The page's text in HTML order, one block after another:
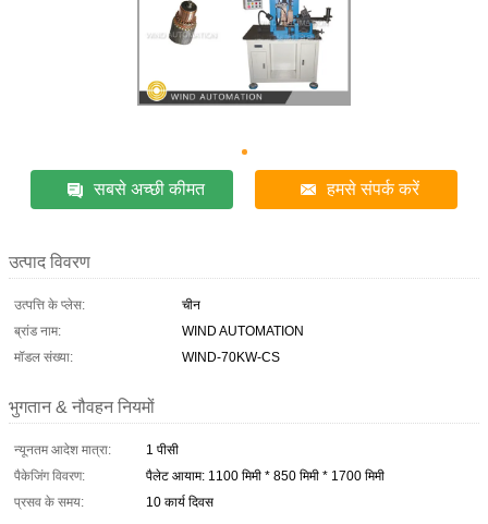
सबसे अच्छी कीमत हमसे संपर्क करें
उत्पाद विवरण
उत्पत्ति के प्लेस:
चीन
ब्रांड नाम:
WIND AUTOMATION
मॉडल संख्या:
WIND-70KW-CS
भुगतान & नौवहन नियमों
न्यूनतम आदेश मात्रा:
1 पीसी
पैकेजिंग विवरण:
पैलेट आयाम: 1100 मिमी * 850 मिमी * 1700 मिमी
प्रसव के समय:
10 कार्य दिवस